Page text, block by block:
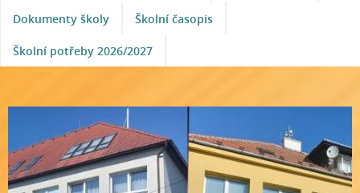
Dokumenty školy Školní časopis
Školní potřeby 2026/2027